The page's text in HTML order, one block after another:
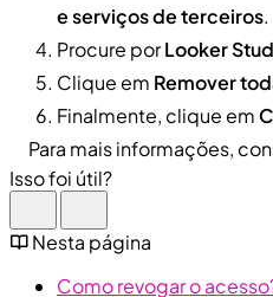
e serviços de terceiros.
Procure porLooker
Clique em Remover
Finalmente, clique em
Para mais informações,
Isso foi útil?
Nesta página
Como revogar o